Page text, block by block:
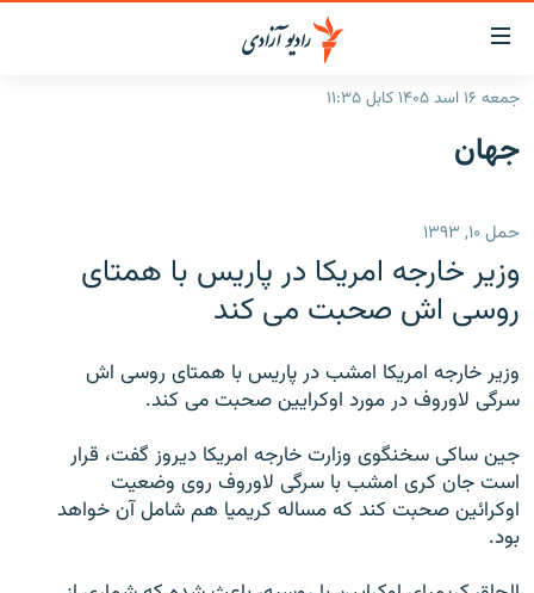
لینک‌های
قابل
دسترسی
به
بازگشت
منوی
اصلی
صفحه
گزارش‌ها
منطقه
شرق میانه
افغانستان
جدول نشرات
مصاحبه‌ها
مجموعه تصویری
بحران مهاجرت
'کووید-۱۹'
تماس
جمعه ۱۶ اسد ۱۴۰۵ کابل ۱۱:۳۵
جهان
حمل ۱۰, ۱۳۹۳
وزیر خارجه امریکا در پاریس با همتای
روسی اش صحبت می کند
وزیر خارجه امریکا امشب در پاریس با همتای روسی اش
سرگی لاوروف در مورد اوکرایین صحبت می کند.
جین ساکی سخنگوی وزارت خارجه امریکا دیروز گفت، قرار
است جان کری امشب با سرگی لاوروف روی وضعیت
اوکرائین صحبت کند که مساله کریمیا هم شامل آن خواهد
بود.